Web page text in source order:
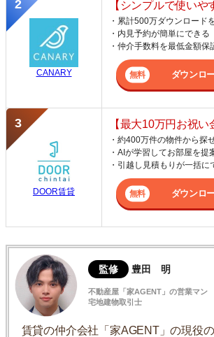
CANARY
【シンプルで使いや
・累計500万ダウンロード
・内見予約が簡単にできる
・仲介手数料を最低金額保
ダウンロ
DOOR賃貸
【最大10万円お祝い
・約400万件の物件から探
・AIが学習してお部屋を提
・引越し見積もりが一括に
ダウンロ
監修 豊田 明
不動産屋「家AGENT」の営業マン
宅地建物取引士
賃貸の仲介会社「家AGENT」の現役